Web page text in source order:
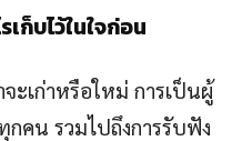
เก็บไว้ในใจก่อน
ะเก่าหรือใหม่ การเป็นผู้
คน รวมไปถึงการรับฟัง